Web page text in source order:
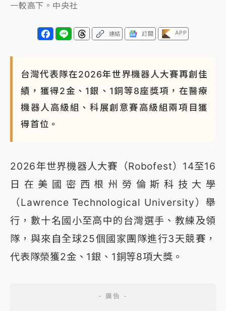
一較高下。中央社
連結 訂閱 APP
台灣代表隊在2026年世界機器人大賽再創佳
績，獲得2金、1銀、1銅等8座獎項，在醫療
機器人高級組、科展創意賽高級組兩項目獲
得首位。
2026年世界機器人大賽（Robofest）14至16
日在美國密西根州勞倫斯科技大學
（Lawrence Technological University）舉
行，數十名國小至高中的台灣選手、教練及領
隊，與來自全球25個國家團隊進行3天競賽，
代表隊榮獲2金、1銀、1銅等8項大獎。